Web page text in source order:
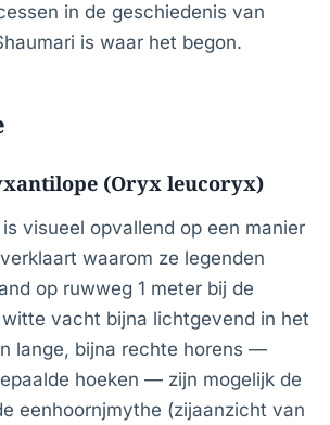
in de geschiedenis van
is waar het begon.
(Oryx leucoryx)
visueel opvallend op een manier
waarom ze legenden
op ruwweg 1 meter bij de
vacht bijna lichtgevend in het
lange, bijna rechte horens —
hoeken — zijn mogelijk de
eenhoornjmythe (zijaanzicht van